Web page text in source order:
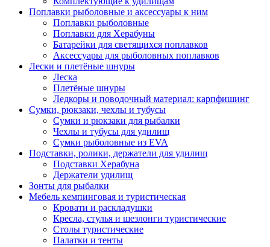
Поплавки рыболовные и аксессуары к ним
Поплавки рыболовные
Поплавки для Херабуны
Батарейки для светящихся поплавков
Аксессуары для рыболовных поплавков
Лески и плетёные шнуры
Леска
Плетёные шнуры
Ледкоры и поводочный материал: карпфишинг
Сумки, рюкзаки, чехлы и тубусы
Сумки и рюкзаки для рыбалки
Чехлы и тубусы для удилищ
Сумки рыболовные из EVA
Подставки, ролики, держатели для удилищ
Подставки Херабуна
Держатели удилищ
Зонты для рыбалки
Мебель кемпинговая и туристическая
Кровати и раскладушки
Кресла, стулья и шезлонги туристические
Столы туристические
Палатки и тенты